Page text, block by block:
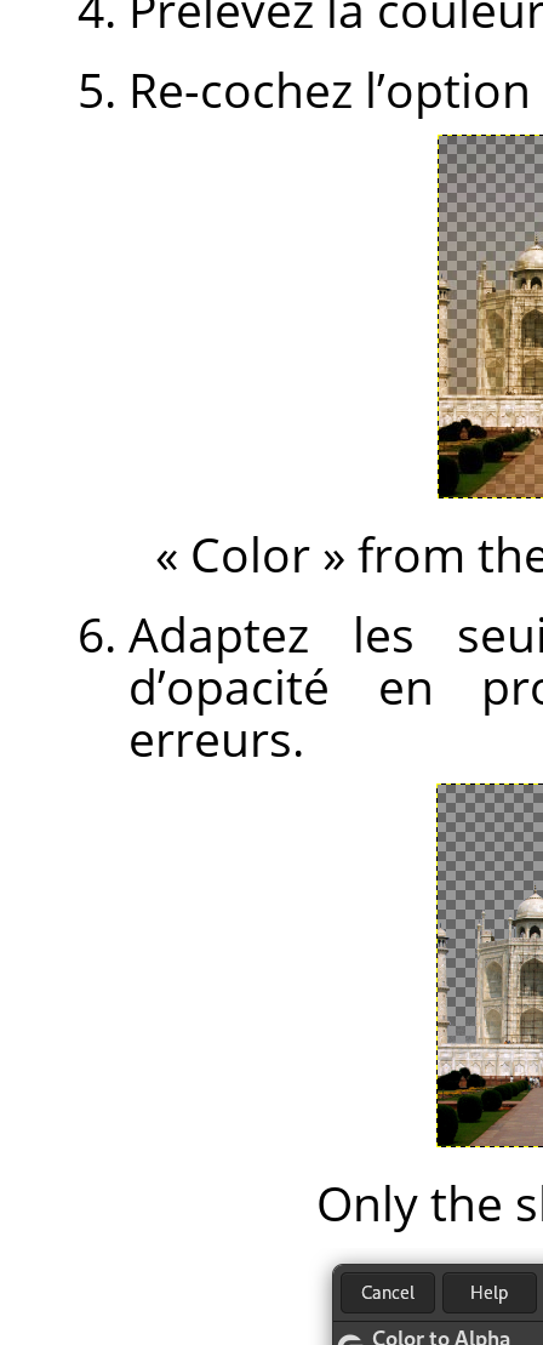
Re-cochez
« Color » from
Adaptez les
d’opacité en
erreurs.
Only the